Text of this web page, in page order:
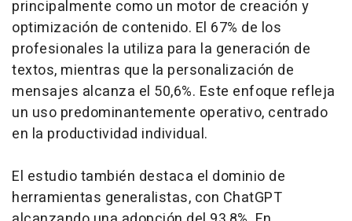
principalmente como un motor de creación y
optimización de contenido. El 67% de los
profesionales la utiliza para la generación de
textos, mientras que la personalización de
mensajes alcanza el 50,6%. Este enfoque refleja
un uso predominantemente operativo, centrado
en la productividad individual.
El estudio también destaca el dominio de
herramientas generalistas, con ChatGPT